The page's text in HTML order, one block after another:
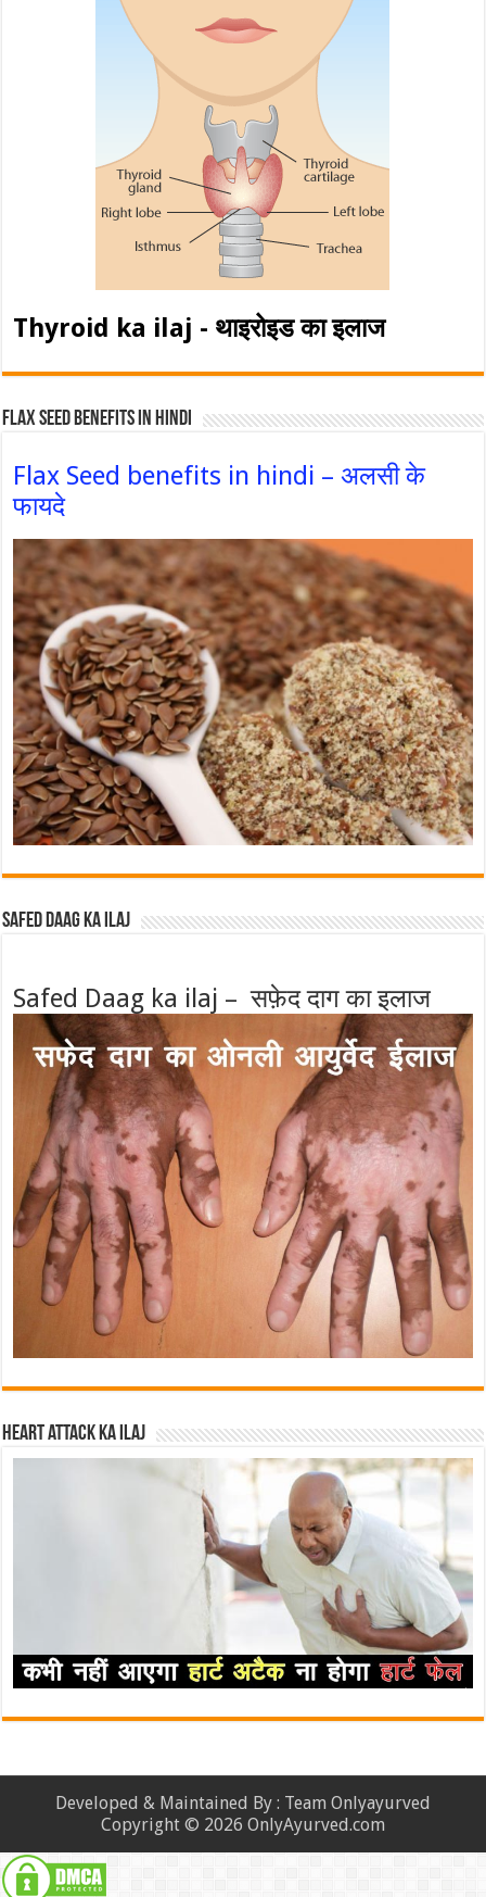
Thyroid ka ilaj - थाइरोइड का इलाज
Flax Seed Benefits in hindi
Flax Seed benefits in hindi – अलसी के
फायदे
Safed Daag ka ilaj
Safed Daag ka ilaj – सफ़ेद दाग का इलाज
Heart attack ka ilaj
Developed & Maintained By : Team Onlyayurved
Copyright © 2026 OnlyAyurved.com